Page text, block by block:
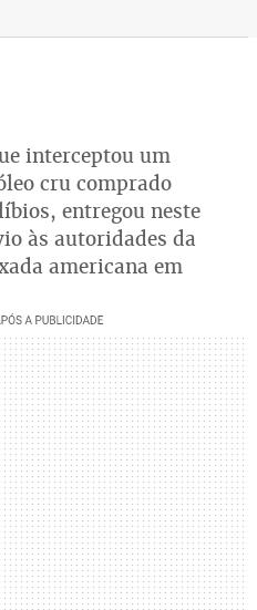
interceptou um
cru comprado
entregou neste
às autoridades da
americana em